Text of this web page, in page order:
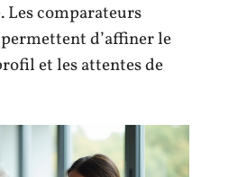
Les comparateurs
d’affiner le
et les attentes de